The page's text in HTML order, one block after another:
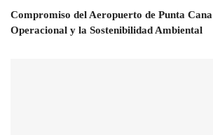
Compromiso del Aeropuerto de Punta
Operacional y la Sostenibilidad Ambiental